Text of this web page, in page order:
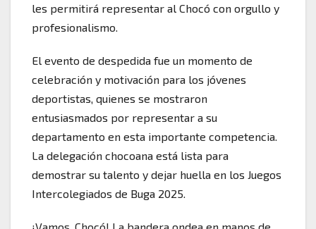
les permitirá representar al Chocó con orgullo y
profesionalismo.
El evento de despedida fue un momento de
celebración y motivación para los jóvenes
deportistas, quienes se mostraron
entusiasmados por representar a su
departamento en esta importante competencia.
La delegación chocoana está lista para
demostrar su talento y dejar huella en los Juegos
Intercolegiados de Buga 2025.
¡Vamos, Chocó! La bandera ondea en manos de